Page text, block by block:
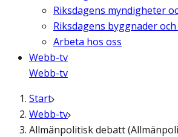
Riksdagens myndigheter
Riksdagens byggnader
Arbeta hos oss
Webb-tv
Webb-tv
Start
Webb-tv
Allmänpolitisk debatt